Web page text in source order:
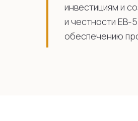
инвестициям и
и честности EB-
обеспечению